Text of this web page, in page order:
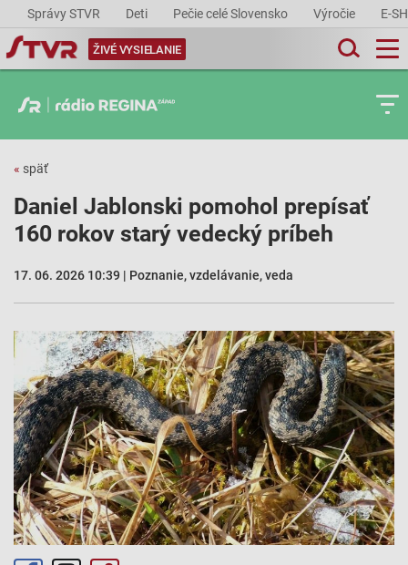
Správy STVR Deti Pečie celé Slovensko Výročie E-
ŽIVÉ VYSIELANIE
« späť
Daniel Jablonski pomohol prepísať
160 rokov starý vedecký príbeh
17. 06. 2026 10:39 | Poznanie, vzdelávanie, veda